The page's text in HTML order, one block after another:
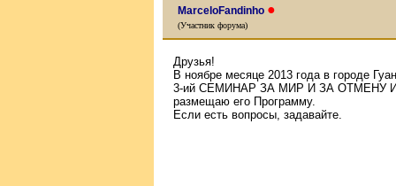
MarceloFandinho ●
(Участник форума)
Друзья!
В ноябре месяце 2013 года в городе
3-ий СЕМИНАР ЗА МИР И ЗА ОТМЕНУ
размещаю его Программу.
Если есть вопросы, задавайте.